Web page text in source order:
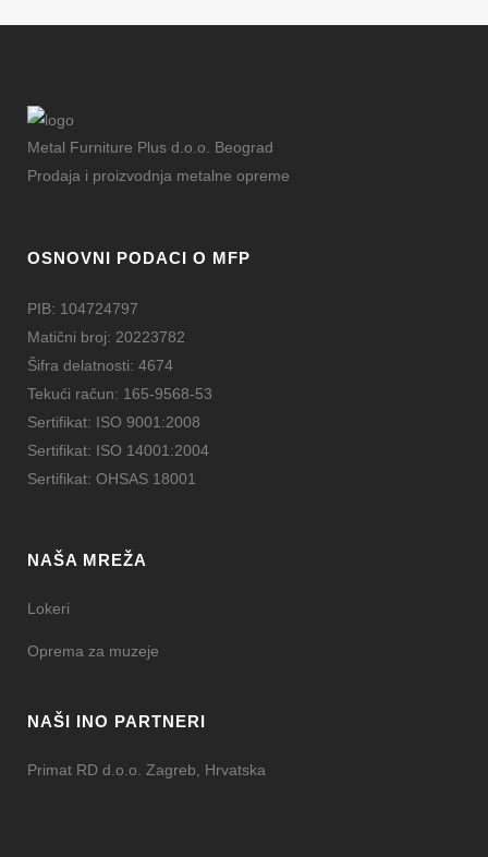
Metal Furniture Plus d.o.o. Beograd
Prodaja i proizvodnja metalne opreme
OSNOVNI PODACI O MFP
PIB: 104724797
Matični broj: 20223782
Šifra delatnosti: 4674
Tekući račun: 165-9568-53
Sertifikat: ISO 9001:2008
Sertifikat: ISO 14001:2004
Sertifikat: OHSAS 18001
NAŠA MREŽA
Lokeri
Oprema za muzeje
NAŠI INO PARTNERI
Primat RD d.o.o. Zagreb, Hrvatska